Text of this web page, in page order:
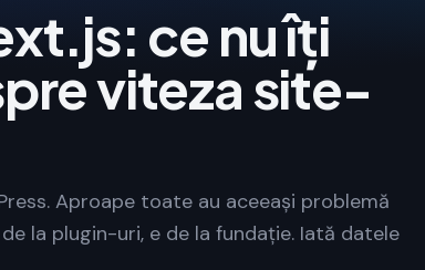
ce nu îți
viteza site-
Aproape toate au aceeași problemă
la plugin-uri, e de la fundație. Iată datele